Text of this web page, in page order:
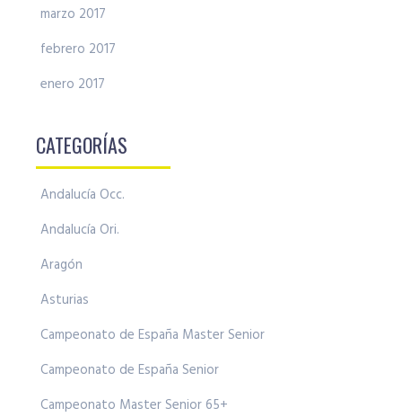
marzo 2017
febrero 2017
enero 2017
CATEGORÍAS
Andalucía Occ.
Andalucía Ori.
Aragón
Asturias
Campeonato de España Master Senior
Campeonato de España Senior
Campeonato Master Senior 65+